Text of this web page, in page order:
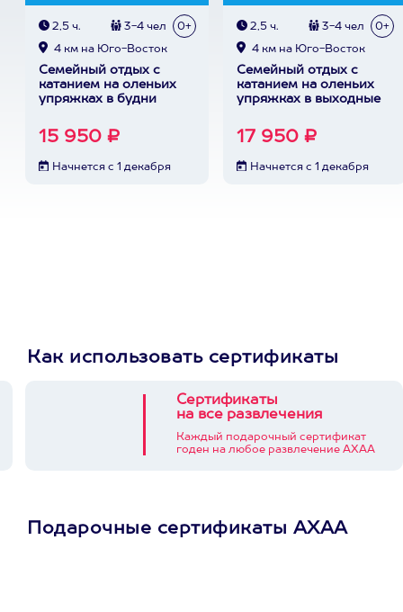
2,5 ч. 3-4 чел 0+
4 км на Юго-Восток
Семейный отдых с
катанием на оленьих
упряжках в будни
15 950 ₽
Начнется с 1 декабря
2,5 ч. 3-4 чел 0+
4 км на Юго-Восток
Семейный отдых с
катанием на оленьих
упряжках в выходные
17 950 ₽
Начнется с 1 декабря
Как использовать сертификаты
Сертификаты
на все развлечения
Каждый подарочный сертификат
годен на любое развлечение АХАА
Подарочные сертификаты АХАА